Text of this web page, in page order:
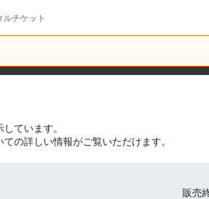
チケット
ています。
の詳しい情報がご覧いただけます。
販売